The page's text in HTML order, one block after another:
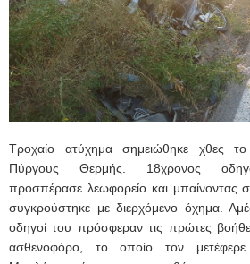
Τροχαίο ατύχημα σημειώθηκε χθες
Πύργους Θερμής. 18χρονος
προσπέρασε λεωφορείο και μπαίνοντας
συγκρούστηκε με διερχόμενο όχημα.
οδηγοί του πρόσφεραν τις πρώτες
ασθενοφόρο, το οποίο τον